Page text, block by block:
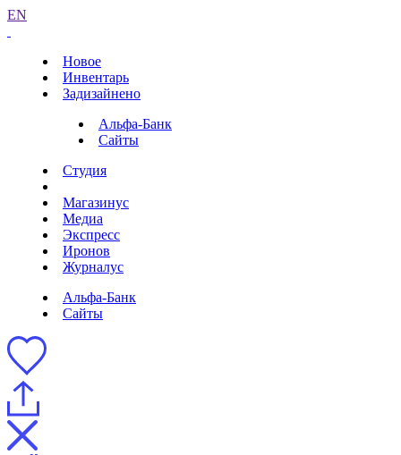
EN
Новое
Инвентарь
Задизайнено
Альфа-Банк
Сайты
Студия
Магазинус
Медиа
Экспресс
Иронов
Журналус
Альфа-Банк
Сайты